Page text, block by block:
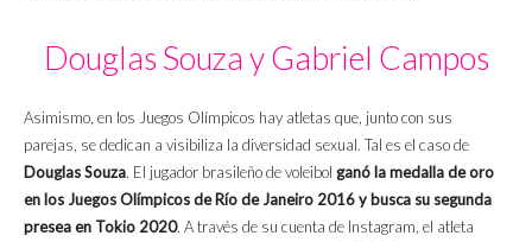
Douglas Souza y Gabriel Campos
Asimismo, en los Juegos Olímpicos hay atletas que, junto con sus
parejas, se dedican a visibiliza la diversidad sexual. Tal es el caso de
Douglas Souza. El jugador brasileño de voleibol ganó la medalla de oro
en los Juegos Olímpicos de Río de Janeiro 2016 y busca su segunda
presea en Tokio 2020. A través de su cuenta de Instagram, el atleta